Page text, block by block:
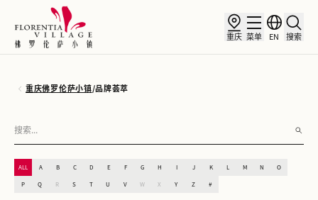
重庆 菜单 EN 搜索
重庆佛罗伦萨小镇/品牌荟萃
ALL A B C D E F G H K M N O
P Q R S T U V W X Y Z #